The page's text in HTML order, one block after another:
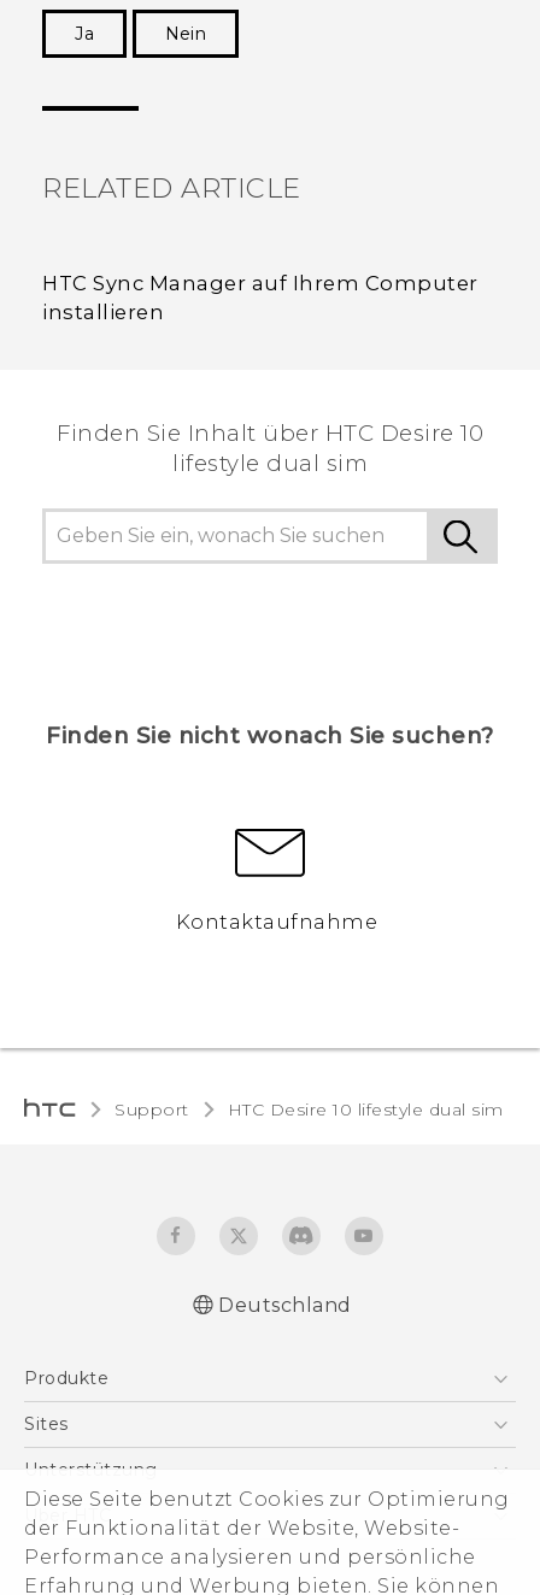
Diese Seite benutzt Cookies zur Optimierung
der Funktionalität der Website, Website-
Performance analysieren und persönliche
Erfahrung und Werbung bieten. Sie können
Ja
Nein
RELATED ARTICLE
HTC Sync Manager auf Ihrem Computer
installieren
Finden Sie Inhalt über‎ HTC Desire 10
lifestyle dual sim
Finden Sie nicht wonach Sie suchen?
Kontaktaufnahme
Support HTC Desire 10 lifestyle dual sim‎
behördliche Bestimmungen
English - Quick start guide
English - User manual
English - Safety and regulatory guide
Deutschland
Produkte
Smartphones
VIVE
Zubehör
Sites
HTC Dev
HTC Vive
Unterstützung
Unterstützung
eCommerce Support
Über HTC
ESG